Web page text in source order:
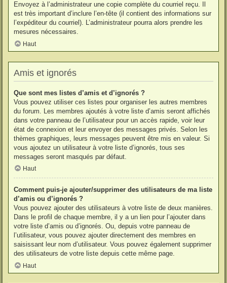
Envoyez à l’administrateur une copie complète du courriel reçu. Il
est très important d’inclure l’en-tête (il contient des informations sur
l’expéditeur du courriel). L’administrateur pourra alors prendre les
mesures nécessaires.
Haut
Amis et ignorés
Que sont mes listes d’amis et d’ignorés ?
Vous pouvez utiliser ces listes pour organiser les autres membres
du forum. Les membres ajoutés à votre liste d’amis seront affichés
dans votre panneau de l’utilisateur pour un accès rapide, voir leur
état de connexion et leur envoyer des messages privés. Selon les
thèmes graphiques, leurs messages peuvent être mis en valeur. Si
vous ajoutez un utilisateur à votre liste d’ignorés, tous ses
messages seront masqués par défaut.
Haut
Comment puis-je ajouter/supprimer des utilisateurs de ma liste
d’amis ou d’ignorés ?
Vous pouvez ajouter des utilisateurs à votre liste de deux manières.
Dans le profil de chaque membre, il y a un lien pour l’ajouter dans
votre liste d’amis ou d’ignorés. Ou, depuis votre panneau de
l’utilisateur, vous pouvez ajouter directement des membres en
saisissant leur nom d’utilisateur. Vous pouvez également supprimer
des utilisateurs de votre liste depuis cette même page.
Haut